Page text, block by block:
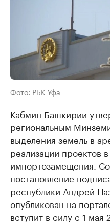
Фото: РБК Уфа
Кабмин Башкирии
региональным
выделения земель в
реализации проектов
импортозамещения.
постановление
республики Андрей
опубликован на
вступит в силу с 1 мая